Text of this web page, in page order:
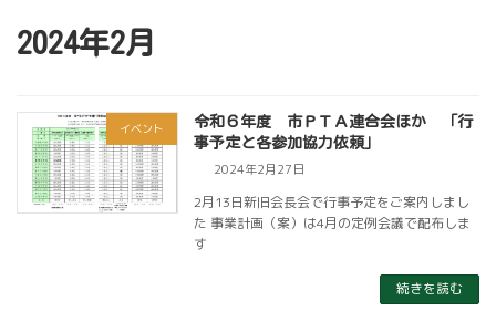
2024年2月
イベント
令和６年度 市ＰＴＡ連合会ほか 「行
事予定と各参加協力依頼」
2024年2月27日
2月13日新旧会長会で行事予定をご案内しまし
た 事業計画（案）は4月の定例会議で配布しま
す
続きを読む